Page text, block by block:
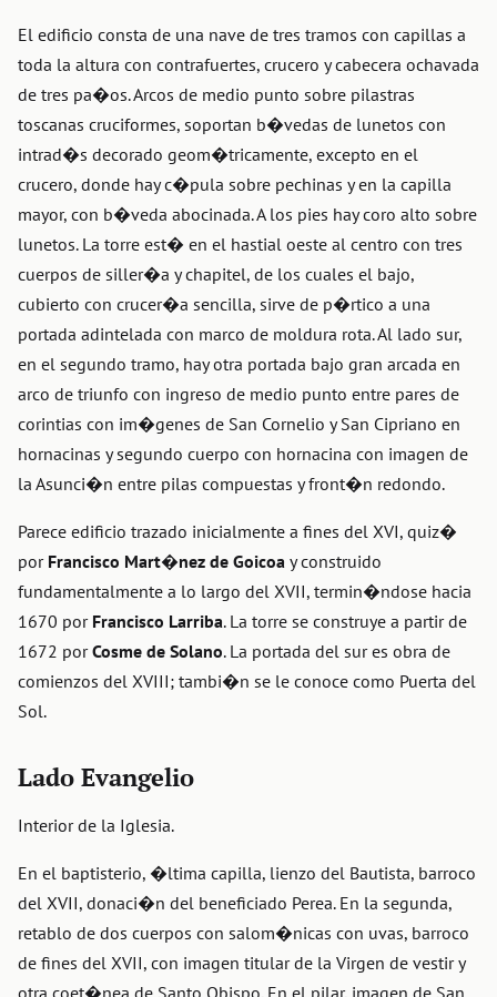
El edificio consta de una nave de tres tramos con capillas a
toda la altura con contrafuertes, crucero y cabecera ochavada
de tres pa�os. Arcos de medio punto sobre pilastras
toscanas cruciformes, soportan b�vedas de lunetos con
intrad�s decorado geom�tricamente, excepto en el
crucero, donde hay c�pula sobre pechinas y en la capilla
mayor, con b�veda abocinada. A los pies hay coro alto sobre
lunetos. La torre est� en el hastial oeste al centro con tres
cuerpos de siller�a y chapitel, de los cuales el bajo,
cubierto con crucer�a sencilla, sirve de p�rtico a una
portada adintelada con marco de moldura rota. Al lado sur,
en el segundo tramo, hay otra portada bajo gran arcada en
arco de triunfo con ingreso de medio punto entre pares de
corintias con im�genes de San Cornelio y San Cipriano en
hornacinas y segundo cuerpo con hornacina con imagen de
la Asunci�n entre pilas compuestas y front�n redondo.
Parece edificio trazado inicialmente a fines del XVI, quiz�
por Francisco Mart�nez de Goicoa y construido
fundamentalmente a lo largo del XVII, termin�ndose hacia
1670 por Francisco Larriba. La torre se construye a partir de
1672 porCosme de Solano. La portada del sur es obra de
comienzos del XVIII; tambi�n se le conoce como Puerta del
Sol.
Lado Evangelio
Interior de la Iglesia.
En el baptisterio, �ltima capilla, lienzo del Bautista, barroco
del XVII, donaci�n del beneficiado Perea. En la segunda,
retablo de dos cuerpos con salom�nicas con uvas, barroco
de fines del XVII, con imagen titular de la Virgen de vestir y